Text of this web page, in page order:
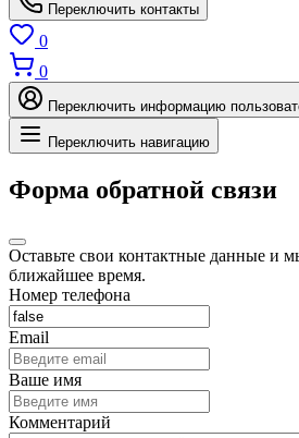
Переключить контакты
0
0
Переключить информацию
Переключить навигацию
Форма обратной связи
Оставьте свои контактные данные и
ближайшее время.
Номер телефона
Email
Ваше имя
Комментарий